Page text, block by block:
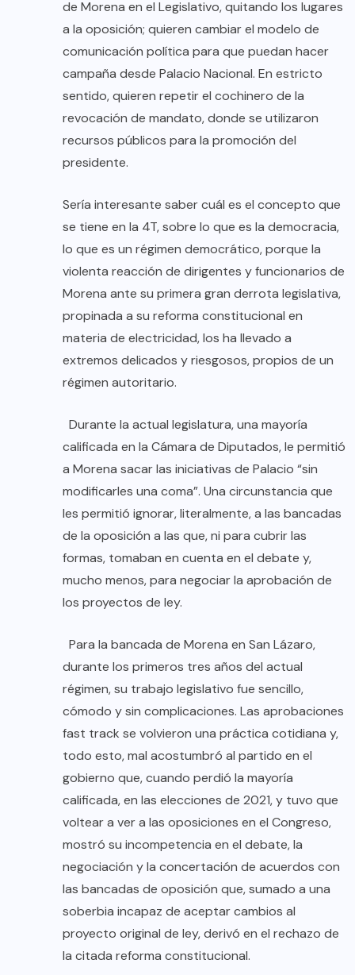
de Morena en el Legislativo, quitando los lugares
a la oposición; quieren cambiar el modelo de
comunicación política para que puedan hacer
campaña desde Palacio Nacional. En estricto
sentido, quieren repetir el cochinero de la
revocación de mandato, donde se utilizaron
recursos públicos para la promoción del
presidente.
Sería interesante saber cuál es el concepto que
se tiene en la 4T, sobre lo que es la democracia,
lo que es un régimen democrático, porque la
violenta reacción de dirigentes y funcionarios de
Morena ante su primera gran derrota legislativa,
propinada a su reforma constitucional en
materia de electricidad, los ha llevado a
extremos delicados y riesgosos, propios de un
régimen autoritario.
Durante la actual legislatura, una mayoría
calificada en la Cámara de Diputados, le permitió
a Morena sacar las iniciativas de Palacio “sin
modificarles una coma”. Una circunstancia que
les permitió ignorar, literalmente, a las bancadas
de la oposición a las que, ni para cubrir las
formas, tomaban en cuenta en el debate y,
mucho menos, para negociar la aprobación de
los proyectos de ley.
Para la bancada de Morena en San Lázaro,
durante los primeros tres años del actual
régimen, su trabajo legislativo fue sencillo,
cómodo y sin complicaciones. Las aprobaciones
fast track se volvieron una práctica cotidiana y,
todo esto, mal acostumbró al partido en el
gobierno que, cuando perdió la mayoría
calificada, en las elecciones de 2021, y tuvo que
voltear a ver a las oposiciones en el Congreso,
mostró su incompetencia en el debate, la
negociación y la concertación de acuerdos con
las bancadas de oposición que, sumado a una
soberbia incapaz de aceptar cambios al
proyecto original de ley, derivó en el rechazo de
la citada reforma constitucional.